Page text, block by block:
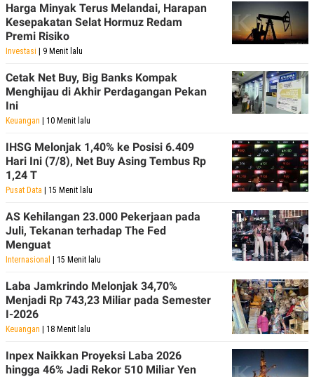
L
A
N
G
A
N
A
N
C
A
K
K
I
N
E
J
A
E
M
I
N
E
P
P
E
R
A
D
E
R
T
I
S
N
G
K
G
M
D
I
Harga Minyak Terus Melandai, Harapan
Kesepakatan Selat Hormuz Redam
Premi Risiko
Investasi | 9 Menit lalu
Cetak Net Buy, Big Banks Kompak
Menghijau di Akhir Perdagangan Pekan
Ini
Keuangan | 10 Menit lalu
IHSG Melonjak 1,40% ke Posisi 6.409
Hari Ini (7/8), Net Buy Asing Tembus Rp
1,24 T
Pusat Data | 15 Menit lalu
AS Kehilangan 23.000 Pekerjaan pada
Juli, Tekanan terhadap The Fed
Menguat
Internasional | 15 Menit lalu
Laba Jamkrindo Melonjak 34,70%
Menjadi Rp 743,23 Miliar pada Semester
I-2026
Keuangan | 18 Menit lalu
Inpex Naikkan Proyeksi Laba 2026
hingga 46% Jadi Rekor 510 Miliar Yen